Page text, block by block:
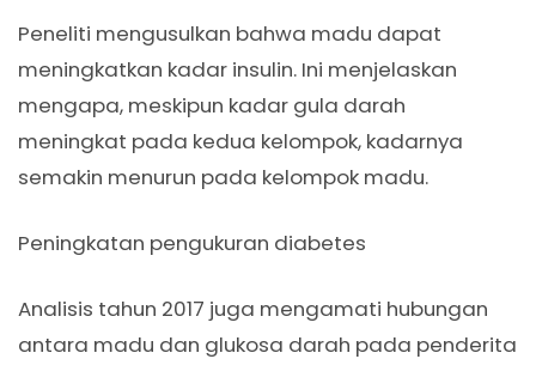
Peneliti mengusulkan bahwa madu dapat
meningkatkan kadar insulin. Ini menjelaskan
mengapa, meskipun kadar gula darah
meningkat pada kedua kelompok, kadarnya
semakin menurun pada kelompok madu.
Peningkatan pengukuran diabetes
Analisis tahun 2017 juga mengamati hubungan
antara madu dan glukosa darah pada penderita